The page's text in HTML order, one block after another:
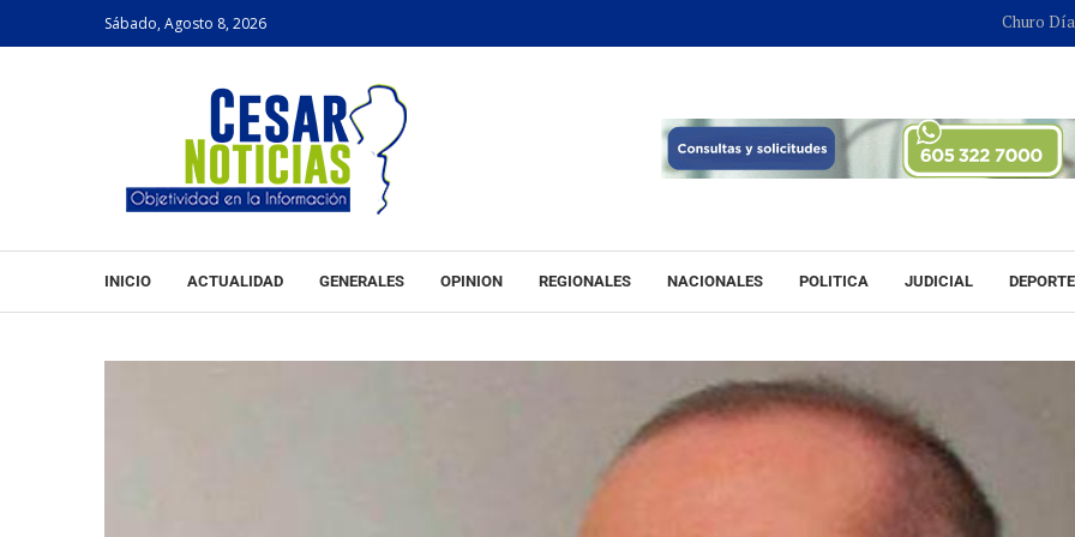
Sábado, Agosto 8, 2026 Churo Díaz
INICIO ACTUALIDAD GENERALES OPINION REGIONALES NACIONALES POLITICA JUDICIAL